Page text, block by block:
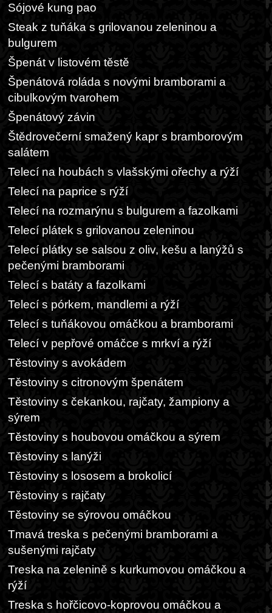
Sójové kung pao
Steak z tuňáka s grilovanou zeleninou a
bulgurem
Špenát v listovém těstě
Špenátová roláda s novými bramborami a
cibulkovým tvarohem
Špenátový závin
Štědrovečerní smažený kapr s bramborovým
salátem
Telecí na houbách s vlašskými ořechy a rýží
Telecí na paprice s rýží
Telecí na rozmarýnu s bulgurem a fazolkami
Telecí plátek s grilovanou zeleninou
Telecí plátky se salsou z oliv, kešu a lanýžů s
pečenými bramborami
Telecí s batáty a fazolkami
Telecí s pórkem, mandlemi a rýží
Telecí s tuňákovou omáčkou a bramborami
Telecí v pepřové omáčce s mrkví a rýží
Těstoviny s avokádem
Těstoviny s citronovým špenátem
Těstoviny s čekankou, rajčaty, žampiony a
sýrem
Těstoviny s houbovou omáčkou a sýrem
Těstoviny s lanýži
Těstoviny s lososem a brokolicí
Těstoviny s rajčaty
Těstoviny se sýrovou omáčkou
Tmavá treska s pečenými bramborami a
sušenými rajčaty
Treska na zelenině s kurkumovou omáčkou a
rýží
Treska s hořčicovo-koprovou omáčkou a